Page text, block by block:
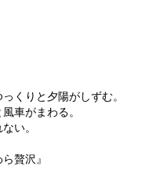
くりと夕陽がしずむ。
車がまわる。
い。
贅沢』